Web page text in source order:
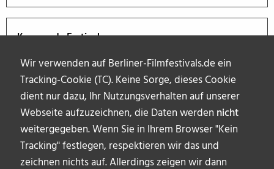
Wir verwenden auf Berliner-Filmfestivals.de ein
Tracking-Cookie (TC). Keine Sorge, dieses Cookie
dient nur dazu, Ihr Nutzungsverhalten auf unserer
Webseite aufzuzeichnen, die Daten werden nicht
weitergegeben. Wenn Sie in Ihrem Browser "Kein
Tracking" festlegen, respektieren wir das und
zeichnen nichts auf. Allerdings zeigen wir dann
Kommende Festivals